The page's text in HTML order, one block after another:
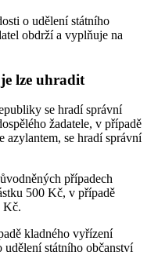
o udělení státního
obdrží a vyplňuje na
lze uhradit
se hradí správní
žadatele, v případě
azylantem, se hradí správní
případech
500 Kč, v případě
Kč.
kladného vyřízení
státního občanství